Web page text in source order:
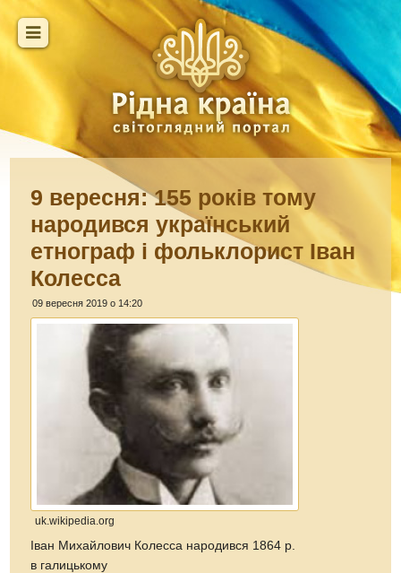
9 вересня: 155 років тому
народився український
етнограф і фольклорист Іван
Колесса
09 вересня 2019 о 14:20
uk.wikipedia.org
Іван Михайлович Колесса народився 1864 р.
в галицькому